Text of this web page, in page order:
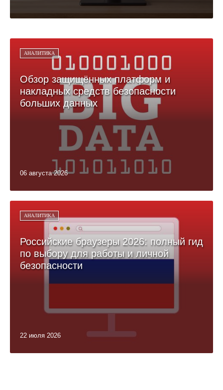
АНАЛИТИКА
Обзор защищённых платформ и
накладных средств безопасности
больших данных
06 августа 2026
АНАЛИТИКА
Российские браузеры 2026: полный гид
по выбору для работы и личной
безопасности
22 июля 2026